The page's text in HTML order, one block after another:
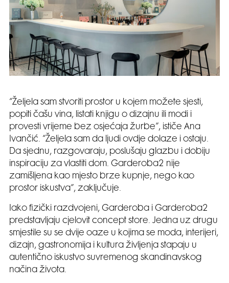
“Željela sam stvoriti prostor u kojem možete sjesti,
popiti čašu vina, listati knjigu o dizajnu ili modi i
provesti vrijeme bez osjećaja žurbe”, ističe Ana
Ivančić. “Željela sam da ljudi ovdje dolaze i ostaju.
Da sjednu, razgovaraju, poslušaju glazbu i dobiju
inspiraciju za vlastiti dom. Garderoba2 nije
zamišljena kao mjesto brze kupnje, nego kao
prostor iskustva”, zaključuje.
Iako fizički razdvojeni, Garderoba i Garderoba2
predstavljaju cjelovit concept store. Jedna uz drugu
smjestile su se dvije oaze u kojima se moda, interijeri,
dizajn, gastronomija i kultura življenja stapaju u
autentično iskustvo suvremenog skandinavskog
načina života.